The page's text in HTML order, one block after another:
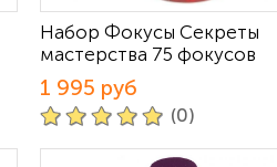
Набор Фокусы Секреты
мастерства 75 фокусов
1 995 руб
(0)